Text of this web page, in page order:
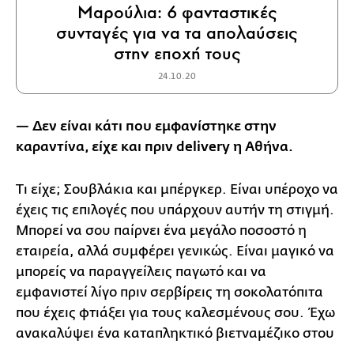
Μαρούλια: 6 φανταστικές
συνταγές για να τα απολαύσεις
στην εποχή τους
24.10.20
— Δεν είναι κάτι που εμφανίστηκε στην
καραντίνα, είχε και πριν delivery η Αθήνα.
Τι είχε; Σουβλάκια και μπέργκερ. Είναι υπέροχο να
έχεις τις επιλογές που υπάρχουν αυτήν τη στιγμή.
Μπορεί να σου παίρνει ένα μεγάλο ποσοστό η
εταιρεία, αλλά συμφέρει γενικώς. Είναι μαγικό να
μπορείς να παραγγείλεις παγωτό και να
εμφανιστεί λίγο πριν σερβίρεις τη σοκολατόπιτα
που έχεις φτιάξει για τους καλεσμένους σου. Έχω
ανακαλύψει ένα καταπληκτικό βιετναμέζικο στου